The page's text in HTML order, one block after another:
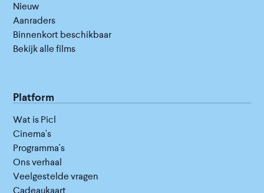
Nieuw
Aanraders
Binnenkort beschikbaar
Bekijk alle films
Platform
Wat is Picl
Cinema's
Programma's
Ons verhaal
Veelgestelde vragen
Cadeaukaart